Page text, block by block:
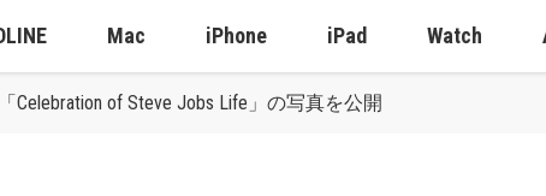
Mac iPhone iPad Watch
of Steve Jobs Life」の写真を公開